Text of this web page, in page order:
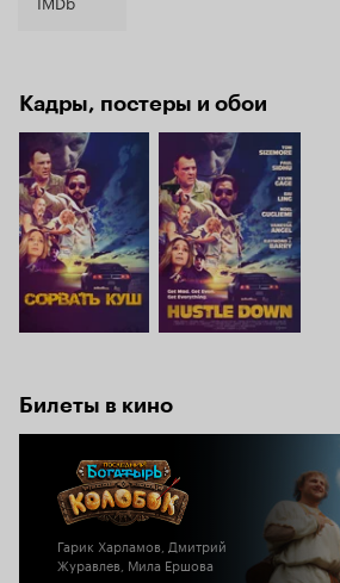
Кадры, постеры и обои
Билеты в кино
Гарик Харламов, Дмитрий
Журавлев, Мила Ершова